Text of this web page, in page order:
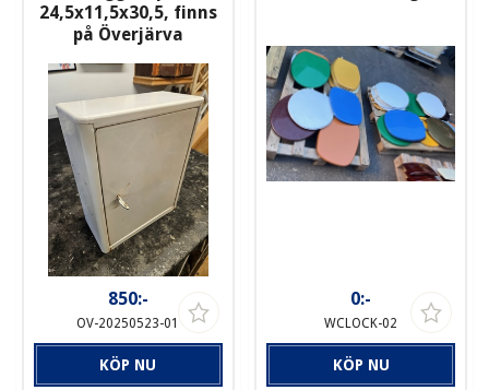
24,5x11,5x30,5, finns
på Överjärva
850:-
OV-20250523-01
KÖP NU
0:-
WCLOCK-02
KÖP NU